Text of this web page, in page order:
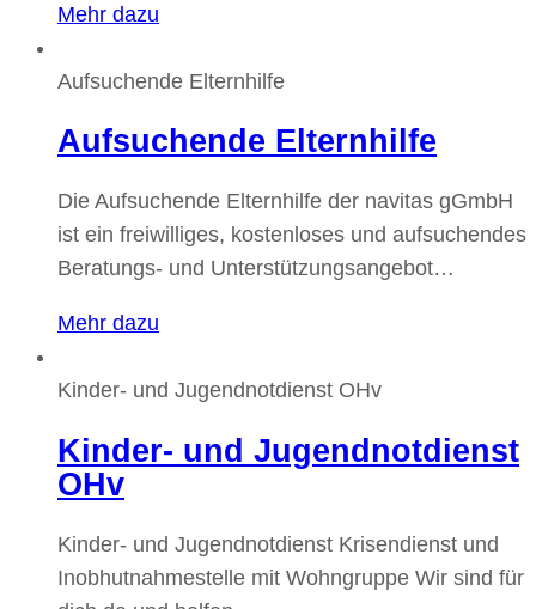
Mehr dazu
Aufsuchende Elternhilfe
Aufsuchende Elternhilfe
Die Aufsuchende Elternhilfe der navitas gGmbH
ist ein freiwilliges, kostenloses und aufsuchendes
Beratungs- und Unterstützungsangebot…
Mehr dazu
Kinder- und Jugendnotdienst OHv
Kinder- und Jugendnotdienst
OHv
Kinder- und Jugendnotdienst Krisendienst und
Inobhutnahmestelle mit Wohngruppe Wir sind für